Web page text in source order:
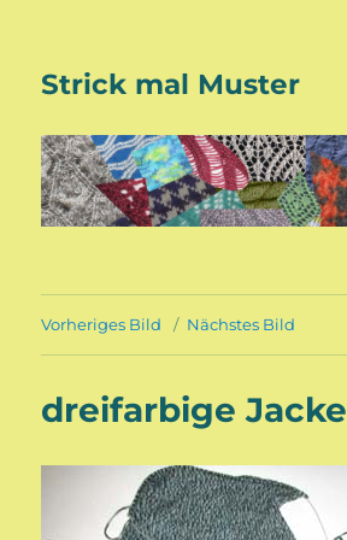
Strick mal Muster
Vorheriges Bild Nächstes Bild
dreifarbige Jacke